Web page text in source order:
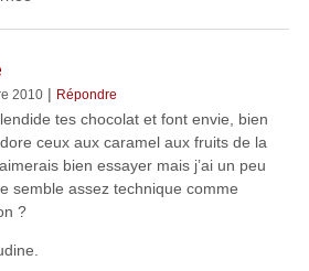
2010| Répondre
tes chocolat et font envie, bien
ceux aux caramel aux fruits de la
bien essayer mais j’ai un peu
semble assez technique comme
?